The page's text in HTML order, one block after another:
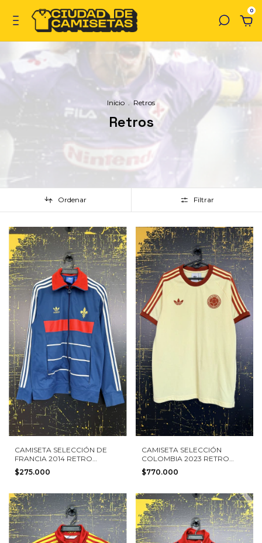
0
Inicio . Retros
Retros
Ordenar Filtrar
CAMISETA SELECCIÓN DE
FRANCIA 2014 RETRO
ADIDAS TALLA M
$275.000
CAMISETA SELECCIÓN
COLOMBIA 2023 RETRO
ADIDAS TALLA L
$770.000